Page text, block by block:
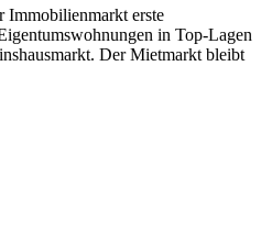
Immobilienmarkt erste
in Top-Lagen
Der Mietmarkt bleibt